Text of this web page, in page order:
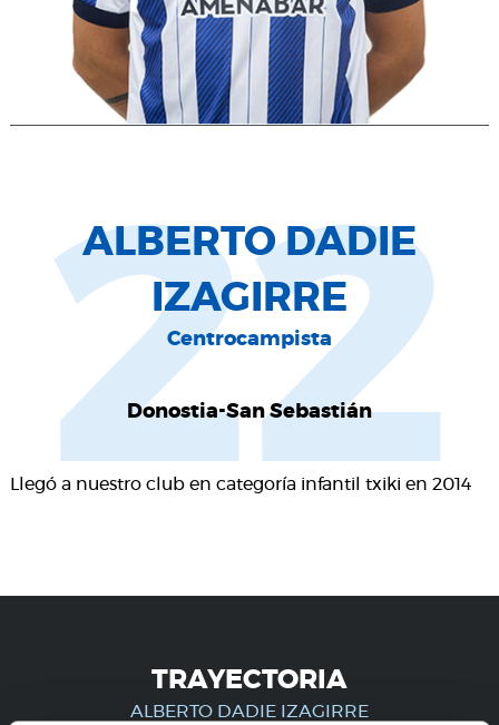
ALBERTO DADIE
IZAGIRRE
Centrocampista
Donostia-San Sebastián
Llegó a nuestro club en categoría infantil txiki en 2014
22
TRAYECTORIA
ALBERTO DADIE IZAGIRRE